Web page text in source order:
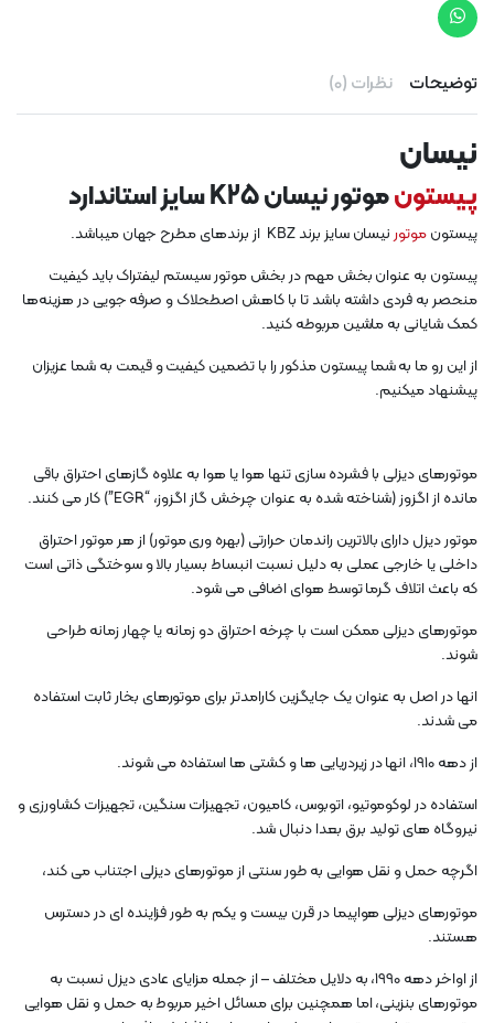
توضیحات نظرات (0)
نیسان
پیستونموتور نیسان K25 سایز استاندارد
پیستونموتورنیسان سایز برند KBZ از برندهای مطرح جهان میباشد.
پیستون به عنوان بخش مهم در بخش موتور سیستم لیفتراک باید کیفیت
منحصر به فردی داشته باشد تا با کاهش اصطحلاک و صرفه جویی در هزینه‌ها
کمک شایانی به ماشین مربوطه کنید.
از این رو ما به شما پیستون مذکور را با تضمین کیفیت و قیمت به شما عزیزان
پیشنهاد میکنیم.
موتورهای دیزلی با فشرده سازی تنها هوا یا هوا به علاوه گازهای احتراق باقی
مانده از اگزوز (شناخته شده به عنوان چرخش گاز اگزوز، “EGR”) کار می کنند.
موتور دیزل دارای بالاترین راندمان حرارتی (بهره وری موتور) از هر موتور احتراق
داخلی یا خارجی عملی به دلیل نسبت انبساط بسیار بالا و سوختگی ذاتی است
که باعث اتلاف گرما توسط هوای اضافی می شود.
موتورهای دیزلی ممکن است با چرخه احتراق دو زمانه یا چهار زمانه طراحی
شوند.
انها در اصل به عنوان یک جایگزین کارامدتر برای موتورهای بخار ثابت استفاده
می شدند.
از دهه 1910، انها در زیردریایی ها و کشتی ها استفاده می شوند.
استفاده در لوکوموتیو، اتوبوس، کامیون، تجهیزات سنگین، تجهیزات کشاورزی و
نیروگاه های تولید برق بعدا دنبال شد.
اگرچه حمل و نقل هوایی به طور سنتی از موتورهای دیزلی اجتناب می کند،
موتورهای دیزلی هواپیما در قرن بیست و یکم به طور فزاینده ای در دسترس
هستند.
از اواخر دهه 1990، به دلایل مختلف – از جمله مزایای عادی دیزل نسبت به
موتورهای بنزینی، اما همچنین برای مسائل اخیر مربوط به حمل و نقل هوایی